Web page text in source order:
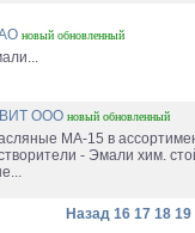
новый обновленный
ООО новый обновленный
МА-15 в
- Эмали хим.
Назад 16 17 18 19